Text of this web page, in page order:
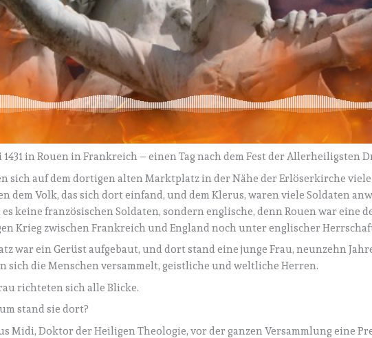
1431 in Rouen in Frankreich – einen Tag nach dem Fest der Allerheiligsten
sich auf dem dortigen alten Marktplatz in der Nähe der Erlöserkirche
dem Volk, das sich dort einfand, und dem Klerus, waren viele Soldaten
keine französischen Soldaten, sondern englische, denn Rouen war eine
Krieg zwischen Frankreich und England noch unter englischer
war ein Gerüst aufgebaut, und dort stand eine junge Frau, neunzehn
sich die Menschen versammelt, geistliche und weltliche Herren.
richteten sich alle Blicke.
stand sie dort?
Midi, Doktor der Heiligen Theologie, vor der ganzen Versammlung eine